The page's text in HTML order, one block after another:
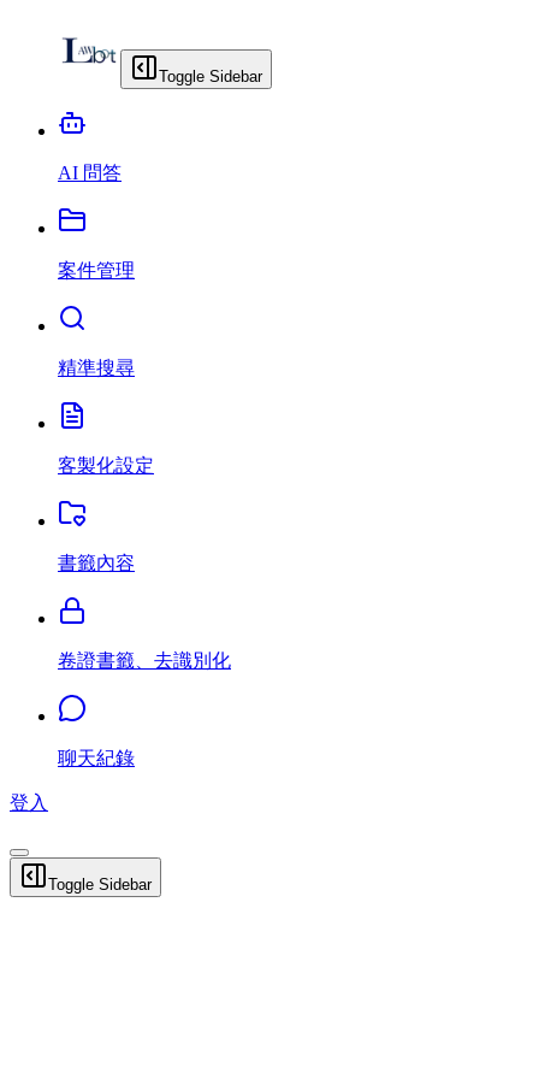
Toggle Sidebar
AI 問答
案件管理
精準搜尋
客製化設定
書籤內容
卷證書籤、去識別化
聊天紀錄
登入
Toggle Sidebar